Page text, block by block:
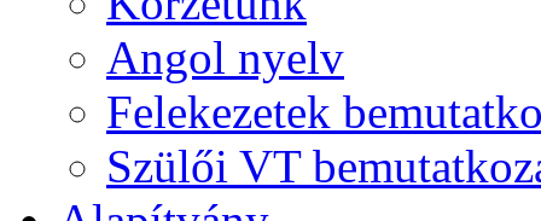
Angol nyelv
Felekezetek
Szülői VT